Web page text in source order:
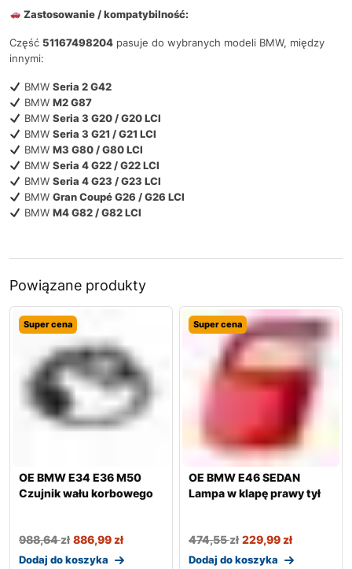
Zastosowanie / kompatybilność:
Część 51167498204 pasuje do wybranych modeli BMW, między
innymi:
BMW Seria 2 G42
BMW M2 G87
BMW Seria 3 G20 / G20 LCI
BMW Seria 3 G21 / G21 LCI
BMW M3 G80 / G80 LCI
BMW Seria 4 G22 / G22 LCI
BMW Seria 4 G23 / G23 LCI
BMW Gran Coupé G26 / G26 LCI
BMW M4 G82 / G82 LCI
Powiązane produkty
Super cena
OE BMW E34 E36 M50
Czujnik wału korbowego
988,64zł 886,99zł
Dodaj do koszyka
Super cena
OE BMW E46 SEDAN
Lampa w klapę prawy tył
474,55zł 229,99zł
Dodaj do koszyka